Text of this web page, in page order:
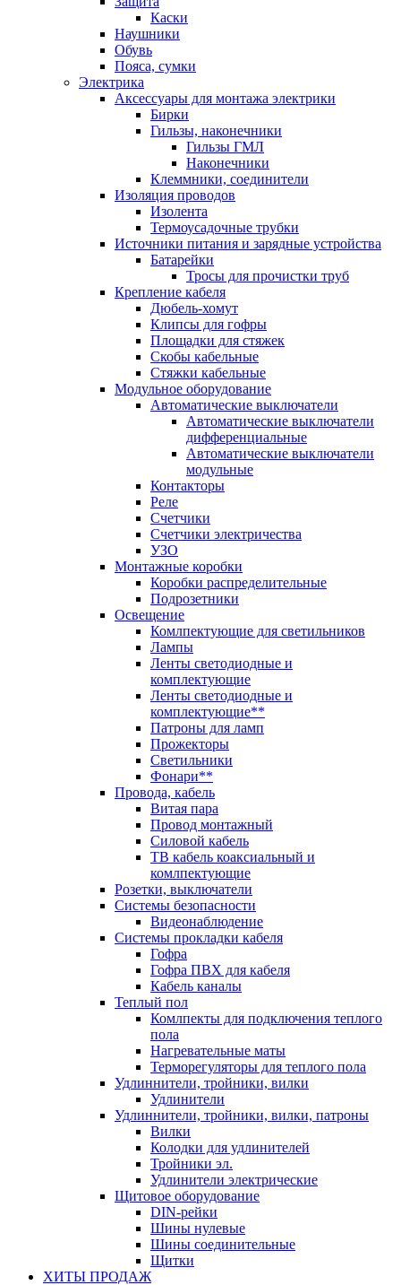
Каски
Наушники
Обувь
Пояса, сумки
Электрика
Аксессуары для монтажа электрики
Бирки
Гильзы, наконечники
Гильзы ГМЛ
Наконечники
Клеммники, соединители
Изоляция проводов
Изолента
Термоусадочные трубки
Источники питания и зарядные устройства
Батарейки
Тросы для прочистки труб
Крепление кабеля
Дюбель-хомут
Клипсы для гофры
Площадки для стяжек
Скобы кабельные
Стяжки кабельные
Модульное оборудование
Автоматические выключатели
Автоматические выключатели
дифференциальные
Автоматические выключатели
модульные
Контакторы
Реле
Счетчики
Счетчики электричества
УЗО
Монтажные коробки
Коробки распределительные
Подрозетники
Освещение
Комлпектующие для светильников
Лампы
Ленты светодиодные и
комплектующие
Ленты светодиодные и
комплектующие**
Патроны для ламп
Прожекторы
Светильники
Фонари**
Провода, кабель
Витая пара
Провод монтажный
Силовой кабель
ТВ кабель коаксиальный и
комлпектующие
Розетки, выключатели
Системы безопасности
Видеонаблюдение
Системы прокладки кабеля
Гофра
Гофра ПВХ для кабеля
Кабель каналы
Теплый пол
Комлпекты для подключения теплого
пола
Нагревательные маты
Терморегуляторы для теплого пола
Удлиннители, тройники, вилки
Удлинители
Удлиннители, тройники, вилки, патроны
Вилки
Колодки для удлинителей
Тройники эл.
Удлинители электрические
Щитовое оборудование
DIN-рейки
Шины нулевые
Шины соединительные
Щитки
ХИТЫ ПРОДАЖ